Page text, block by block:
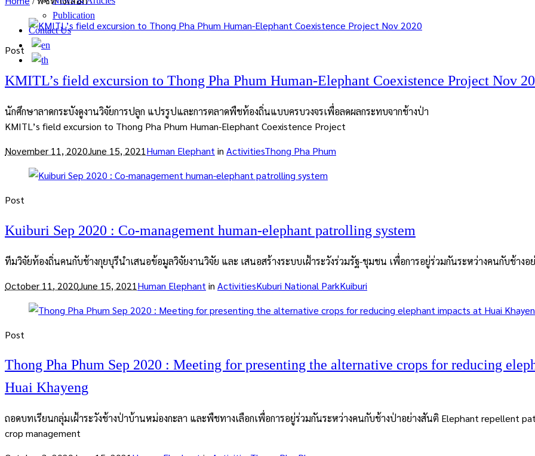
Publication
Contact Us
Post
KMITL’s field excursion to Thong Pha Phum Human-Elephant Coexistence Project Nov
นักศึกษาลาดกระบังดูงานวิจัยการปลูก แปรรูปและการตลาดพืชท้องถิ่นแบบครบวงจรเพื่อลดผลกระทบจากช้างป่า
KMITL’s field excursion to Thong Pha Phum Human-Elephant Coexistence Project
November 11, 2020June 15, 2021 Human Elephant in ActivitiesThong Pha Phum
Post
Kuiburi Sep 2020 : Co-management human-elephant patrolling system
ทีมวิจัยท้องถิ่นคนกับช้างกุยบุรีนำเสนอข้อมูลวิจัยงานวิจัย และ เสนอสร้างระบบเฝ้าระวังร่วมรัฐ-ชุมชน เพื่อการอยู่ร่วมกันระหว่างคนกับช้างอ
October 11, 2020June 15, 2021 Human Elephant in ActivitiesKuburi National ParkKuiburi
Post
Thong Pha Phum Sep 2020 : Meeting for presenting the alternative crops for reducing
Huai Khayeng
ถอดบทเรียนกลุ่มเฝ้าระวังช้างป่าบ้านหม่องกะลา และพืชทางเลือกเพื่อการอยู่ร่วมกันระหว่างคนกับช้างป่าอย่างสันติ Elephant repellent
crop management